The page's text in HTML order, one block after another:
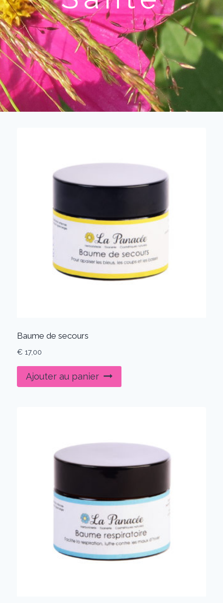
Baume de secours
€ 17,00
Ajouter au panier